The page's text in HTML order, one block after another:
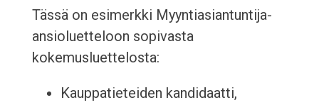
Tässä on esimerkki Myyntiasiantuntija-
ansioluetteloon sopivasta
kokemusluettelosta:
Kauppatieteiden kandidaatti,